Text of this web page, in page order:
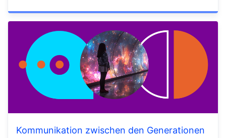
Kommunikation zwischen den Generationen